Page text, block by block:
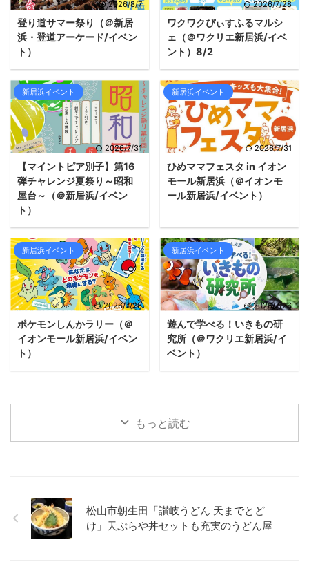
2026/8/7
登り道サマー祭り（＠新居
浜・登道アーケード/イベン
ト）
2026/7/28
ワクワクぴぃすふるマルシ
ェ（＠ワクリエ新居浜/イベ
ント）8/2
新居浜イベント
2026/7/31
【マイントピア別子】第16
弾チャレンジ夏祭り～昭和
屋台～（＠新居浜/イベン
ト）
新居浜イベント
2026/7/31
ひめママフェスタ in イオン
モール新居浜（＠イオンモ
ール新居浜/イベント）
新居浜イベント
2026/7/26
ポケモンしんかラリー（＠
イオンモール新居浜/イベン
ト）
新居浜イベント
2026/7/26
遊んで学べる！いきもの研
究所（＠ワクリエ新居浜/イ
ベント）
もっと読む
松山市朝生田「讃岐うどん 天までとど
け」天ぷらや丼セットも充実のうどん屋